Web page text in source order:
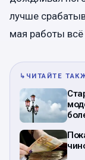
лучше
мая работы
↳ ЧИТАЙТЕ